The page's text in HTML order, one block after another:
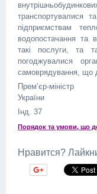
транспортувалися
підприємствам
водопостачання та
такі послуги, та
погоджувалися
самоврядування, що
Прем’єр-міністр
Інд. 37
Порядок та умови, що
Нравится?